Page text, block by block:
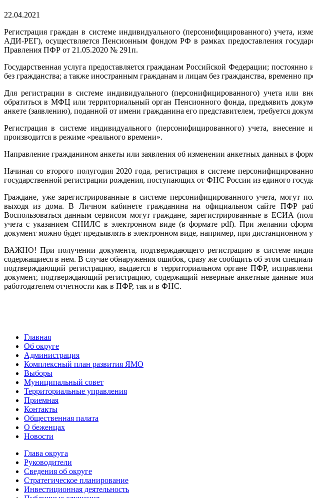
22.04.2021
Регистрация граждан в системе индивидуального (персонифицированного) учета,
АДИ-РЕГ), осуществляется Пенсионным фондом РФ в рамках предоставления
Правления ПФР от 21.05.2020 № 291п.
Государственная услуга предоставляется гражданам Российской Федерации;
без гражданства; а также иностранным гражданам и лицам без гражданства, временно
Для регистрации в системе индивидуального (персонифицированного) учета
обратиться в МФЦ или территориальный орган Пенсионного фонда, предъявить
анкете (заявлению), поданной от имени гражданина его представителем, требуется
Регистрация в системе индивидуального (персонифицированного) учета,
производится в режиме «реального времени».
Направление гражданином анкеты или заявления об изменении анкетных данных в
Начиная со второго полугодия 2020 года, регистрация в системе
государственной регистрации рождения, поступающих от ФНС России из единого
Граждане, уже зарегистрированные в системе персонифицированного учета,
выходя из дома. В Личном кабинете гражданина на официальном сайте ПФР
Воспользоваться данным сервисом могут граждане, зарегистрированные в ЕСИА
учета с указанием СНИЛС в электронном виде (в формате pdf). При желании
документ можно будет предъявлять в электронном виде, например, при дистанционном
ВАЖНО! При получении документа, подтверждающего регистрацию в системе
содержащиеся в нем. В случае обнаружения ошибок, сразу же сообщить об этом
подтверждающий регистрацию, выдается в территориальном органе ПФР,
документ, подтверждающий регистрацию, содержащий неверные анкетные данные
работодателем отчетности как в ПФР, так и в ФНС.
Главная
Об округе
Администрация
Комплексный план развития ЯМО
Выборы
Муниципальный совет
Территориальные управления
Приемная
Контакты
Общественная палата
О беженцах
Новости
Глава округа
Руководители
Cведения об округе
Стратегическое планирование
Инвестиционная деятельность